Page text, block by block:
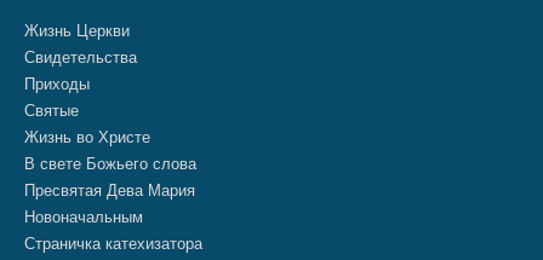
Жизнь Церкви
Свидетельства
Приходы
Святые
Жизнь во Христе
В свете Божьего слова
Пресвятая Дева Мария
Новоначальным
Страничка катехизатора